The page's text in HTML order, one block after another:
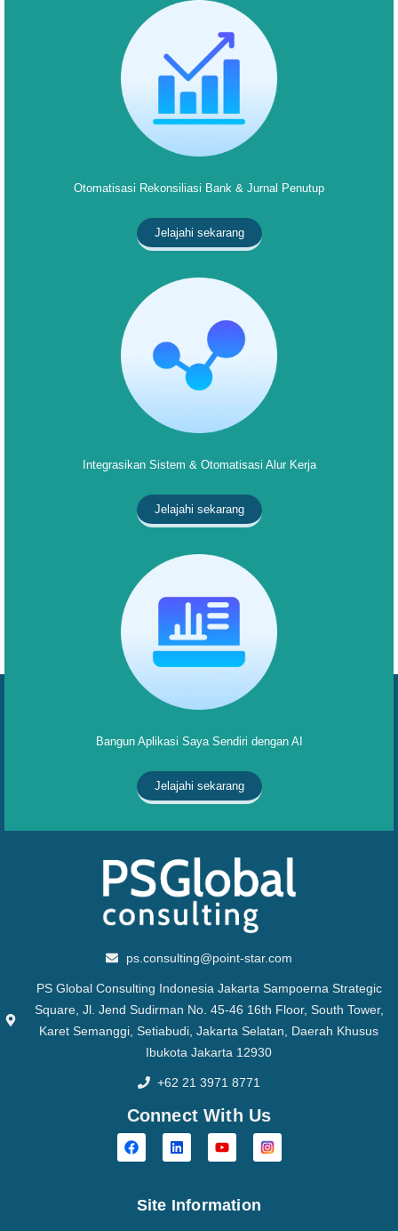
Otomatisasi Rekonsiliasi Bank & Jurnal Penutup
Jelajahi sekarang
Integrasikan Sistem & Otomatisasi Alur Kerja
Jelajahi sekarang
Bangun Aplikasi Saya Sendiri dengan AI
Jelajahi sekarang
ps.consulting@point-star.com
PS Global Consulting Indonesia Jakarta Sampoerna Strategic
Square, Jl. Jend Sudirman No. 45-46 16th Floor, South Tower,
Karet Semanggi, Setiabudi, Jakarta Selatan, Daerah Khusus
Ibukota Jakarta 12930
+62 21 3971 8771
Connect With Us
Site Information